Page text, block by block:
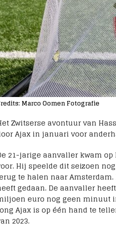
Marco Oomen Fotografie
Zwitserse avontuur van
Ajax in januari voor
21-jarige aanvaller kwam
Hij speelde dit seizoen
te halen naar
gedaan. De aanvaller
euro nog geen minuut
Ajax is op één hand te
2023.